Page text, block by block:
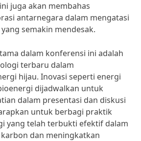
juga akan membahas
antarnegara dalam mengatasi
semakin mendesak.
dalam konferensi ini adalah
terbaru dalam
hijau. Inovasi seperti energi
dijadwalkan untuk
dalam presentasi dan diskusi
untuk berbagi praktik
yang telah terbukti efektif dalam
dan meningkatkan